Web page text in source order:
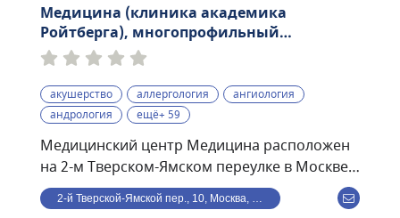
Медицина (клиника академика
Ройтберга), многопрофильный
медицинский центр
акушерство аллергология
ангиология
андрология
ещё+ 59
Медицинский центр Медицина расположен
на 2-м Тверском-Ямском переулке в Москве.
Раньше носил название имени академика
Ройтберга. Находится в шаговой
2-й Тверской-Ямской пер., 10, Москва, Россия